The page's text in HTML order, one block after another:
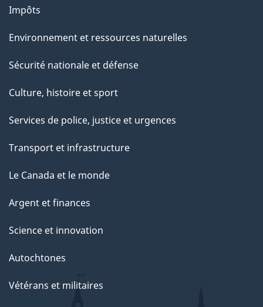
Impôts
Environnement et ressources naturelles
Sécurité nationale et défense
Culture, histoire et sport
Services de police, justice et urgences
Transport et infrastructure
Le Canada et le monde
Argent et finances
Science et innovation
Autochtones
Vétérans et militaires